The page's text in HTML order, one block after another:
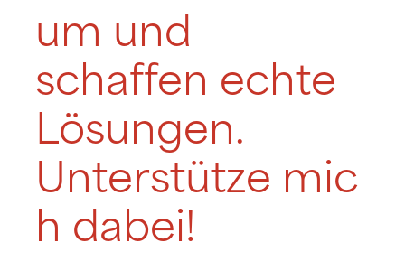
um und
schaffen echte
Lösungen.
Unterstütze mic
h dabei!